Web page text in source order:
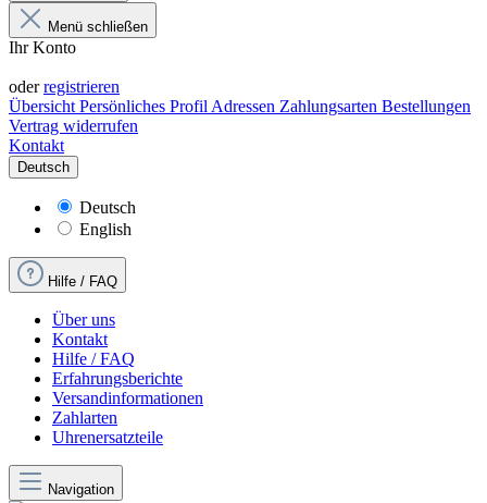
Menü schließen
Ihr Konto
oderregistrieren
Übersicht Persönliches Profil Adressen Zahlungsarten Bestellungen
Vertrag widerrufen
Kontakt
Deutsch
Deutsch
English
Hilfe / FAQ
Über uns
Kontakt
Hilfe / FAQ
Erfahrungsberichte
Versandinformationen
Zahlarten
Uhrenersatzteile
Navigation